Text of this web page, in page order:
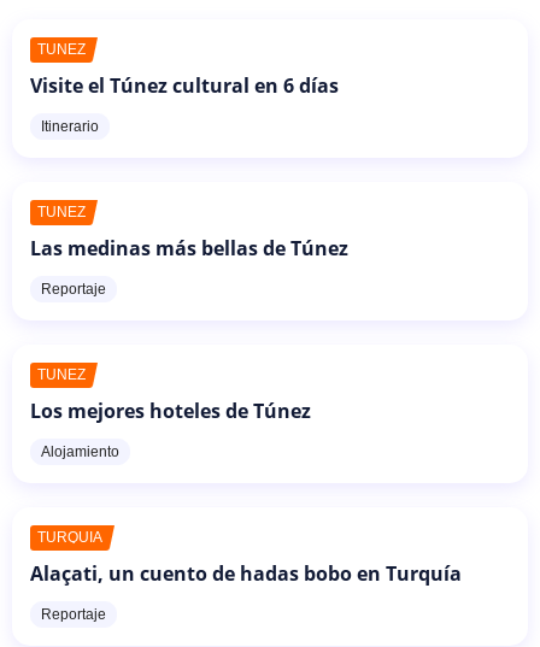
TÚNEZ
Visite el Túnez cultural en 6 días
Itinerario
TÚNEZ
Las medinas más bellas de Túnez
Reportaje
TÚNEZ
Los mejores hoteles de Túnez
Alojamiento
TURQUÍA
Alaçati, un cuento de hadas bobo en Turquía
Reportaje